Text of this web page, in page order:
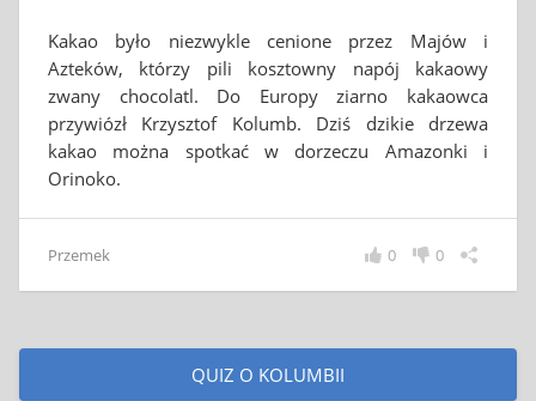
Kakao było niezwykle cenione przez Majów i
Azteków, którzy pili kosztowny napój kakaowy
zwany chocolatl. Do Europy ziarno kakaowca
przywiózł Krzysztof Kolumb. Dziś dzikie drzewa
kakao można spotkać w dorzeczu Amazonki i
Orinoko.
Przemek 0
0
QUIZ O KOLUMBII